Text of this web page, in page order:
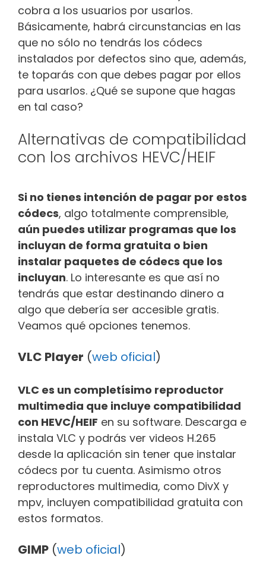
cobra a los usuarios por usarlos.
Básicamente, habrá circunstancias en las
que no sólo no tendrás los códecs
instalados por defectos sino que, además,
te toparás con que debes pagar por ellos
para usarlos. ¿Qué se supone que hagas
en tal caso?
Alternativas de compatibilidad
con los archivos HEVC/HEIF
Si no tienes intención de pagar por estos
códecs, algo totalmente comprensible,
aún puedes utilizar programas que los
incluyan de forma gratuita o bien
instalar paquetes de códecs que los
incluyan. Lo interesante es que así no
tendrás que estar destinando dinero a
algo que debería ser accesible gratis.
Veamos qué opciones tenemos.
VLC Player (web oficial)
VLC es un completísimo reproductor
multimedia que incluye compatibilidad
con HEVC/HEIF en su software. Descarga e
instala VLC y podrás ver videos H.265
desde la aplicación sin tener que instalar
códecs por tu cuenta. Asimismo otros
reproductores multimedia, como DivX y
mpv, incluyen compatibilidad gratuita con
estos formatos.
GIMP (web oficial)